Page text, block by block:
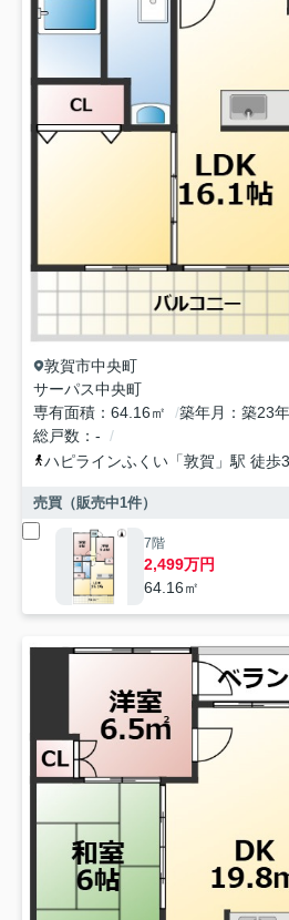
敦賀市中央町
サーパス中央町
専有面積
64.16㎡ 築年月 築23年
総戸数
-
ハピラインふくい 「敦賀 」駅 徒歩
売買（販売中1件）
7階
2,499万円
64.16㎡